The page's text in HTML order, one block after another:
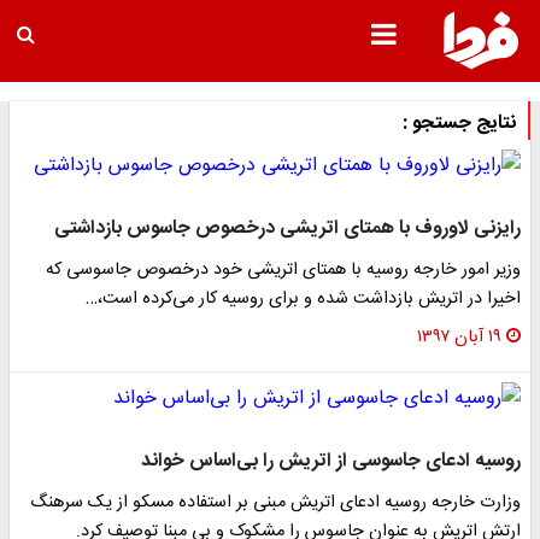
نتایج جستجو :
رایزنی لاوروف با همتای اتریشی درخصوص جاسوس بازداشتی
وزیر امور خارجه روسیه با همتای اتریشی خود درخصوص جاسوسی که
اخیرا در اتریش بازداشت شده و برای روسیه کار می‌کرده است،…
۱۹ آبان ۱۳۹۷
روسیه ادعای جاسوسی از اتریش را بی‌اساس خواند
وزارت خارجه روسیه ادعای اتریش مبنی بر استفاده مسکو از یک سرهنگ
ارتش اتریش به عنوان جاسوس را مشکوک و بی مبنا توصیف کرد.